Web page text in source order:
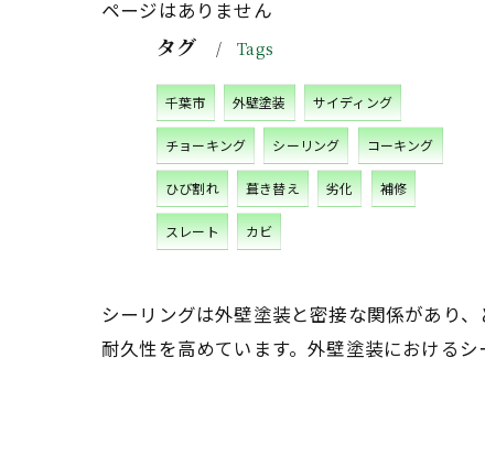
ページはありません
タグ Tags
千葉市 外壁塗装 サイディング
チョーキング シーリング コーキング
ひび割れ 葺き替え 劣化 補修
スレート カビ
シーリングは外壁塗装と密接な関係があり
耐久性を高めています。外壁塗装における